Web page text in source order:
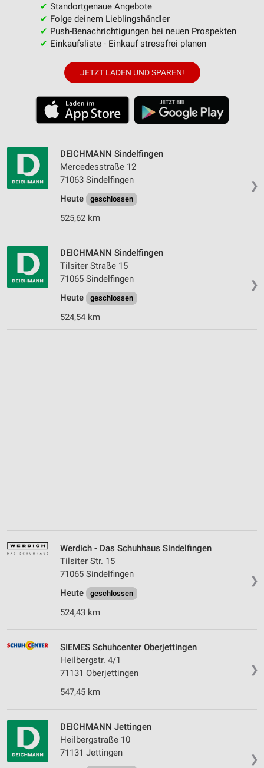
✔ Standortgenaue Angebote
✔ Folge deinem Lieblingshändler
✔ Push-Benachrichtigungen bei neuen Prospekten
✔ Einkaufsliste - Einkauf stressfrei planen
JETZT LADEN UND SPAREN!
❯
DEICHMANN Sindelfingen
Mercedesstraße 12
71063 Sindelfingen
Heute
geschlossen
525,62 km
❯
DEICHMANN Sindelfingen
Tilsiter Straße 15
71065 Sindelfingen
Heute
geschlossen
524,54 km
❯
Werdich - Das Schuhhaus Sindelfingen
Tilsiter Str. 15
71065 Sindelfingen
Heute
geschlossen
524,43 km
❯
SIEMES Schuhcenter Oberjettingen
Heilbergstr. 4/1
71131 Oberjettingen
547,45 km
❯
DEICHMANN Jettingen
Heilbergstraße 10
71131 Jettingen